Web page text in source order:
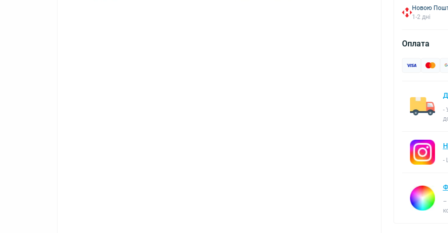
Новою
1-2 дні
Оплата
-
-
–